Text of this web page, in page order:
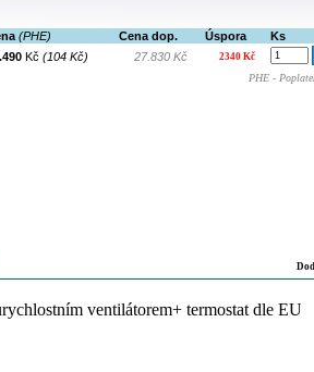
(PHE) Cena dop. Úspora
Ks
Kč (104 Kč) 27.830 Kč 2340 Kč
PHE -
ventilátorem+ termostat dle EU